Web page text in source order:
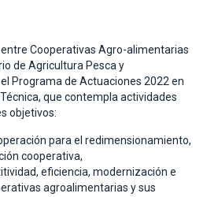
entre Cooperativas Agro-alimentarias
de Agricultura Pesca y
Programa de Actuaciones 2022 en
que contempla actividades
objetivos:
para el redimensionamiento,
cooperativa,
eficiencia, modernización e
agroalimentarias y sus